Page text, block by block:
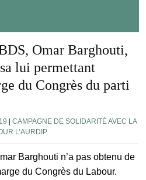
Omar Barghouti,
lui permettant
du Congrès du parti
| CAMPAGNE DE SOLIDARITÉ AVEC LA
L’AURDIP
Barghouti n’a pas obtenu de
du Congrès du Labour.